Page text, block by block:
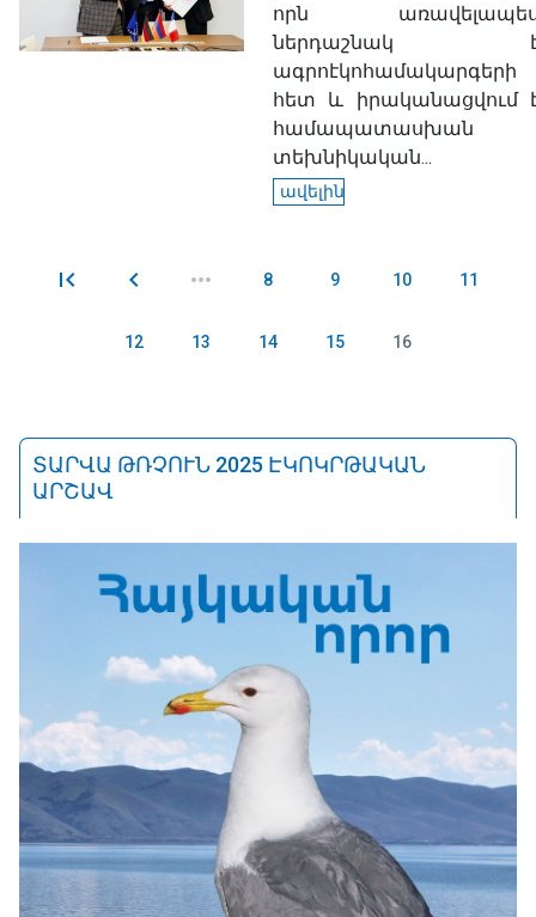
որն
ներդաշնակ
ագրոէկոհամակարգերի
հետ և իրականացվում
համապատասխան
տեխնիկական...
ավելին
Էջեր 8 9 10 11
12 13 14 15 16
ՏԱՐՎԱ ԹՌՉՈՒՆ 2025 ԷԿՈԿՐԹԱԿԱՆ
ԱՐՇԱՎ